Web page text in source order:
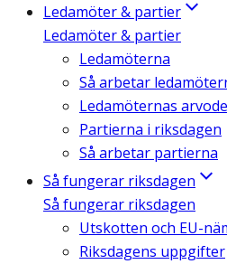
Ledamöter & partier
Ledamöter & partier
Ledamöterna
Så arbetar
Ledamöternas
Partierna i riksdagen
Så arbetar partierna
Så fungerar riksdagen
Så fungerar riksdagen
Utskotten och EU-
Riksdagens uppgifter